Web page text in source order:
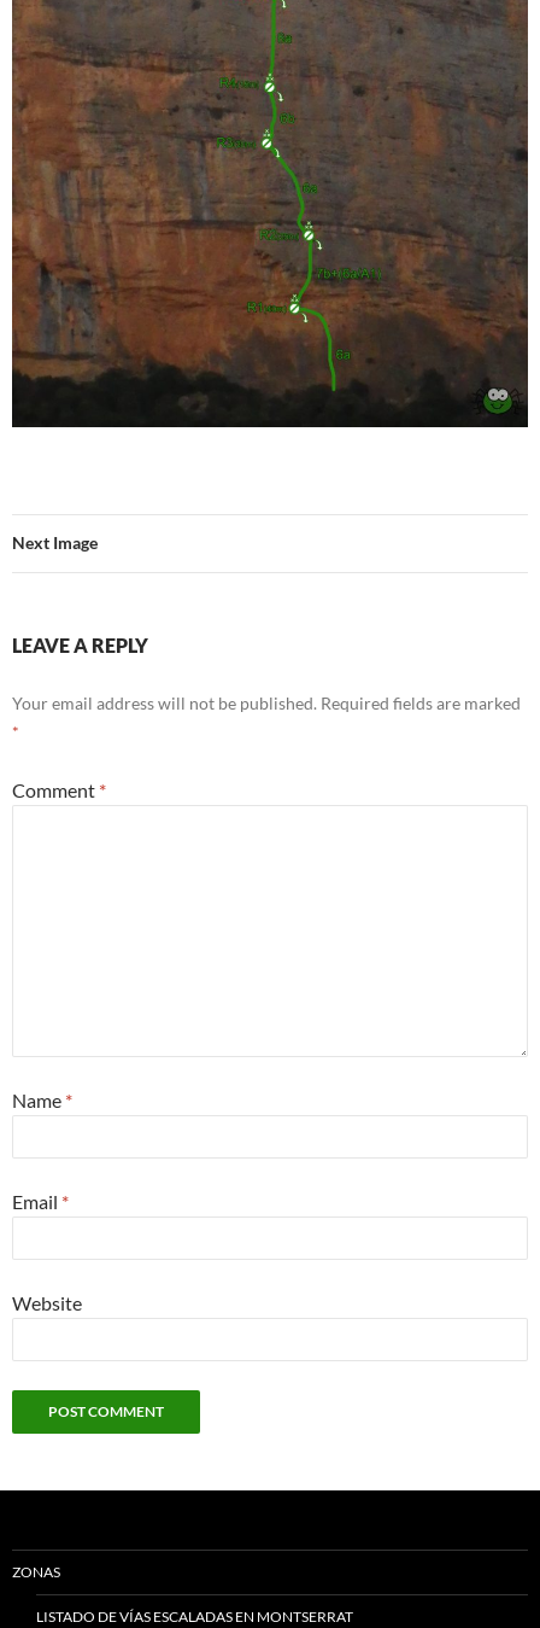
Next Image
LEAVE A REPLY
Your email address will not be published. Required fields are marked
*
Comment *
Name *
Email *
Website
ZONAS
LISTADO DE VÍAS ESCALADAS EN MONTSERRAT